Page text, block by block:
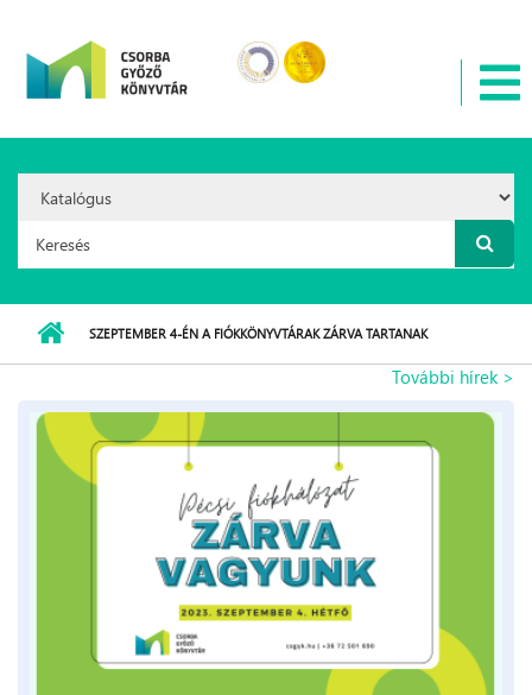
Option:
Keresés űrlap
SZEPTEMBER 4-ÉN A FIÓKKÖNYVTÁRAK ZÁRVA TARTANAK
További hírek >